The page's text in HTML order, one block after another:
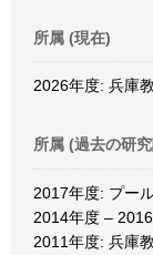
所属 (現在)
2026年度: 兵庫
所属 (過去の研
2017年度: プー
2014年度 –
2011年度: 兵庫